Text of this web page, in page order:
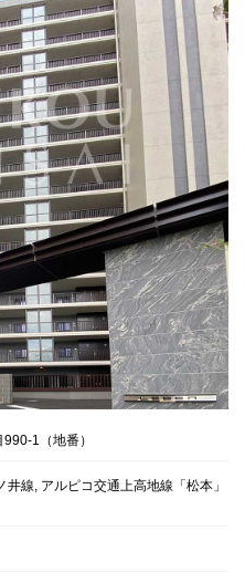
1（地番）
線, アルピコ交通上高地線「松本」